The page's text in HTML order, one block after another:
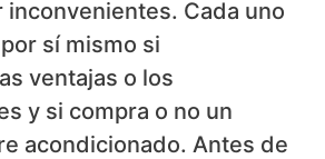
inconvenientes. Cada uno
sí mismo si
ventajas o los
y si compra o no un
acondicionado. Antes de